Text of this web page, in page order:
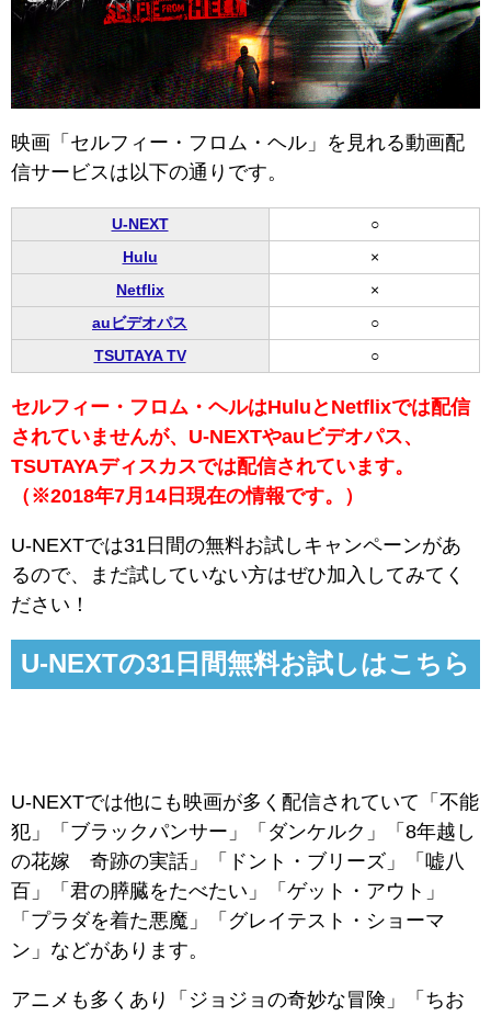
映画「セルフィー・フロム・ヘル」を見れる動画配
信サービスは以下の通りです。
U-NEXT
○
Hulu
×
Netflix
×
auビデオパス
○
TSUTAYA TV
○
セルフィー・フロム・ヘルはHuluとNetflixでは配信
されていませんが、U-NEXTやauビデオパス、
TSUTAYAディスカスでは配信されています。
（※2018年7月14日現在の情報です。）
U-NEXTでは31日間の無料お試しキャンペーンがあ
るので、まだ試していない方はぜひ加入してみてく
ださい！
U-NEXTの31日間無料お試しはこちら
U-NEXTでは他にも映画が多く配信されていて「不能
犯」「ブラックパンサー」「ダンケルク」「8年越し
の花嫁 奇跡の実話」「ドント・ブリーズ」「嘘八
百」「君の膵臓をたべたい」「ゲット・アウト」
「プラダを着た悪魔」「グレイテスト・ショーマ
ン」などがあります。
アニメも多くあり「ジョジョの奇妙な冒険」「ちお